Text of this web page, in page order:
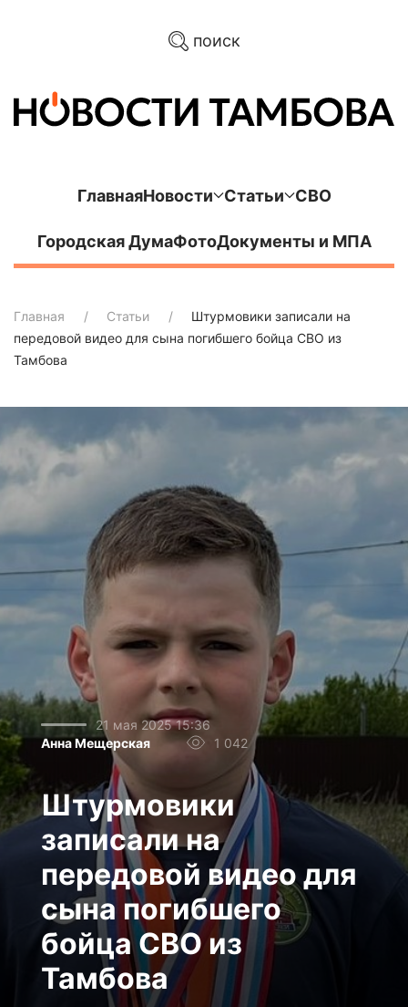
поиск
ГлавнаяНовости Статьи СВО
Городская ДумаФотоДокументы и МПА
Главная Статьи
Штурмовики записали на
передовой видео для сына погибшего бойца СВО из
Тамбова
21 мая 2025 15:36
Анна Мещерская
1 042
Штурмовики
записали на
передовой видео для
сына погибшего
бойца СВО из
Тамбова